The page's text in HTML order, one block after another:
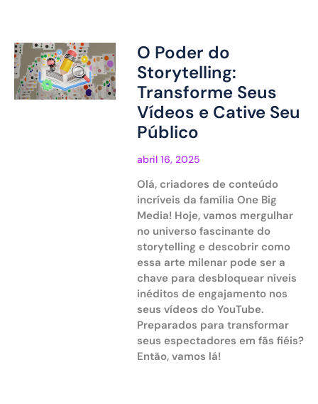
O Poder do
Storytelling:
Transforme Seus
Vídeos e Cative Seu
Público
abril 16, 2025
Olá, criadores de conteúdo
incríveis da família One Big
Media! Hoje, vamos mergulhar
no universo fascinante do
storytelling e descobrir como
essa arte milenar pode ser a
chave para desbloquear níveis
inéditos de engajamento nos
seus vídeos do YouTube.
Preparados para transformar
seus espectadores em fãs fiéis?
Então, vamos lá!